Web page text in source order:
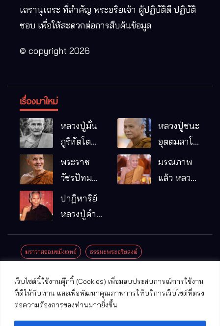
เว็บไซต์นี้ใช้งานคุ๊กกี้ (Cookies) เพื่อมอบประสบการณ์การใช้งาน
ที่ดีให้กับท่าน และเพื่อพัฒนาคุณภาพการให้บริการเว็บไซต์ที่ตรง
ต่อความต้องการของท่านมากยิ่งขึ้น
เถรานุเถระ ที่สำคัญ พระอริยเจ้า ผู้ปฏิบัติดี ปฏิบัติ
ชอบ เพื่อให้สะดวกต่อการสืบค้นข้อมูล
© copyright 2026
เรื่องมาใหม่
หลวงปู่มั่น
ภูริทัตโต
พระอริยเจ้า
ผู้เป็นบิดา
รมฐาน
หลวงปู่ชนะ
อุตตมลาโภ
หมากอื๋อ
พระราช
วัชรปัทม
คุณ (หลวง
ปู่บัวเกตุ
แล้ว วัดป่า
อ.แม่ริม
จ.เชียงใหม่
มรณภาพ
แล้ว หลวง
ปาฏิหาริย์
หลวงปู่คำ
มณี
ฆราวาสจอมขมังเวทย์ ธรรมะพระอริยสงฆ์
ปาฏิหาริย์พระเครื่อง
พระพุทธรูปศักดิ์สิทธิ์ วัดที่สําคัญ